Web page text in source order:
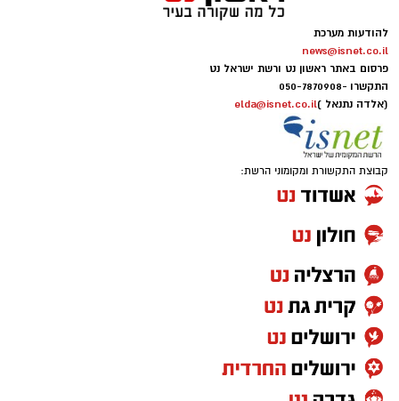
להודעות מערכת
news@isnet.co.il
פרסום באתר ראשון נט ורשת ישראל נט
התקשרו -050-7870908
(אלדה נתנאל )elda@isnet.co.il
קבוצת התקשורת ומקומוני הרשת: